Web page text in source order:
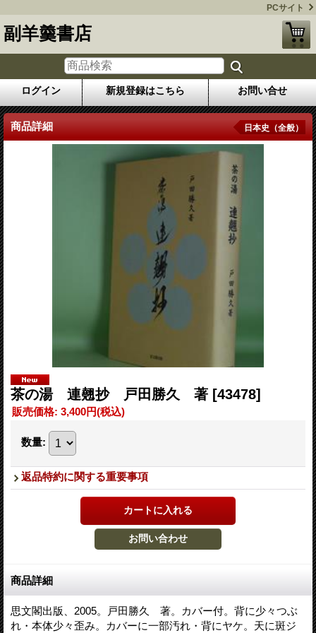
PCサイト
副羊羹書店
ログイン 新規登録はこちら お問い合せ
商品詳細 日本史（全般）
茶の湯 連翹抄 戸田勝久 著 [43478]
販売価格: 3,400円(税込)
数量:
返品特約に関する重要事項
商品詳細
思文閣出版、2005。戸田勝久 著。カバー付。背に少々つぶ
れ・本体少々歪み。カバーに一部汚れ・背にヤケ。天に斑ジ